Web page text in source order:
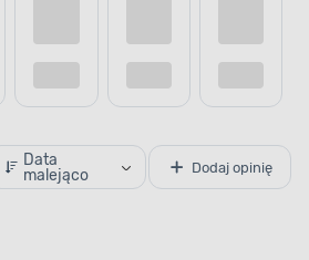
Data
malejąco
Dodaj opinię